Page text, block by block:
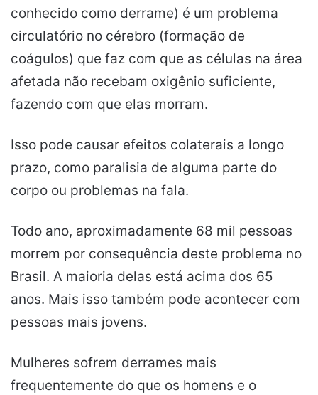
conhecido como derrame) é um problema
circulatório no cérebro (formação de
coágulos) que faz com que as células na área
afetada não recebam oxigênio suficiente,
fazendo com que elas morram.
Isso pode causar efeitos colaterais a longo
prazo, como paralisia de alguma parte do
corpo ou problemas na fala.
Todo ano, aproximadamente 68 mil pessoas
morrem por consequência deste problema no
Brasil. A maioria delas está acima dos 65
anos. Mais isso também pode acontecer com
pessoas mais jovens.
Mulheres sofrem derrames mais
frequentemente do que os homens e o